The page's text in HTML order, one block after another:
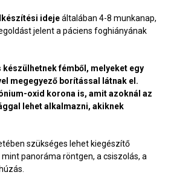
idejeáltalában 4-8 munkanap,
jelent a páciens foghiányának
készülhetnek fémből, melyeket egy
megegyező borítással látnak el.
oxid korona is, amit azoknál az
lehet alkalmazni, akiknek
szükséges lehet kiegészítő
panoráma röntgen, a csiszolás, a